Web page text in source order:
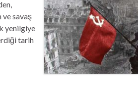
ve savaş
yenilgiye
tarih